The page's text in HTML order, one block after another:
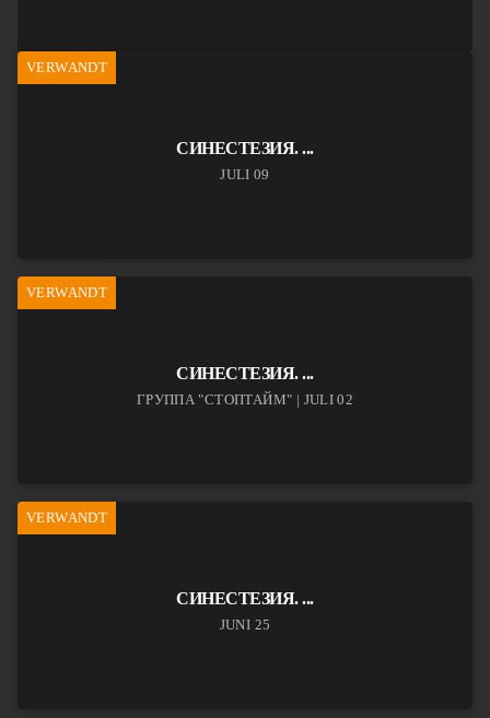
VERWANDT
СИНЕСТЕЗИЯ. ...
JULI 09
VERWANDT
СИНЕСТЕЗИЯ. ...
ГРУППА "СТОПТАЙМ" | JULI 02
VERWANDT
СИНЕСТЕЗИЯ. ...
JUNI 25